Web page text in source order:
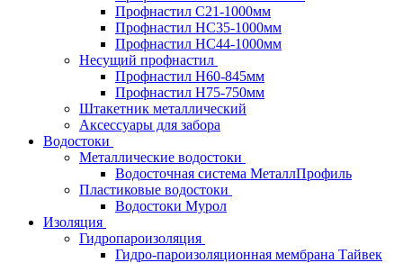
Профнастил С21-1000мм
Профнастил HC35-1000мм
Профнастил НС44-1000мм
Несущий профнастил
Профнастил Н60-845мм
Профнастил H75-750мм
Штакетник металлический
Аксессуары для забора
Водостоки
Металлические водостоки
Водосточная система МеталлПрофиль
Пластиковые водостоки
Водостоки Мурол
Изоляция
Гидропароизоляция
Гидро-пароизоляционная мембрана Тайвек